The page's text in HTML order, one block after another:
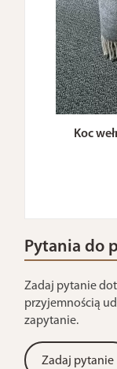
Koc
Pytania do
Zadaj pytanie
przyjemnością
zapytanie.
Zadaj pytanie